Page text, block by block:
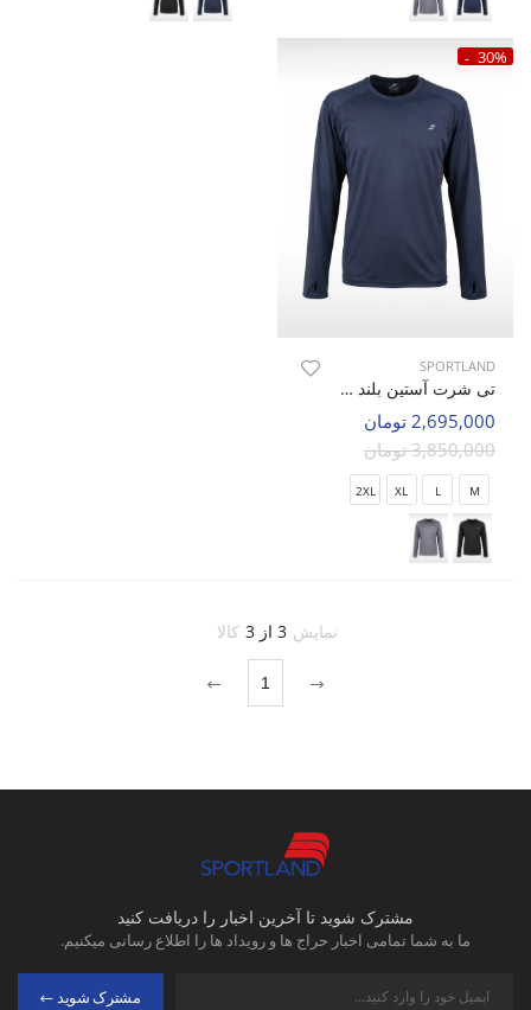
30%
SPORTLAND
تی شرت آستین بلند ورزشی مردانه اسپورتلند SHIFT Performance M
2,695,000 تومان
3,850,000 تومان
M
L
XL
2XL
نمایش 3 از 3 کالا
1
مشترک شوید تا آخرین اخبار را دریافت کنید
ما به شما تمامی اخبار حراج ها و رویداد ها را اطلاع رسانی میکنیم.
مشترک شوید